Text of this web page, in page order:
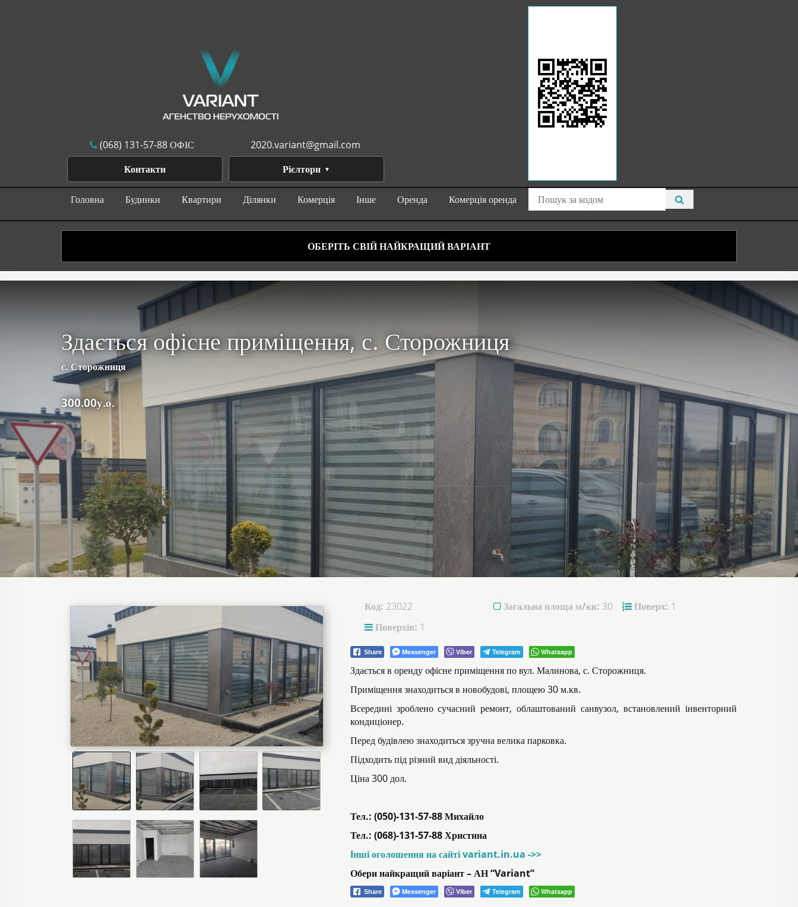
(068) 131-57-88 ОФІС
2020.variant@gmail.com
Контакти
Рієлтори
Головна Будинки Квартири Ділянки Комерція Інше Оренда Комерція оренда
ОБЕРІТЬ СВІЙ НАЙКРАЩИЙ ВАРІАНТ
Здається офісне приміщення, с. Сторожниця
с. Сторожниця
300.00у.о.
Код: 23022 Загальна площа м/кв: 30 Поверх: 1
Поверхів: 1
Share Messenger Viber Telegram Whatsapp
Здається в оренду офісне приміщення по вул. Малинова, с. Сторожниця.
Приміщення знаходиться в новобудові, площею 30 м.кв.
Всередині зроблено сучасний ремонт, облаштований санвузол, встановлений інвенторний
кондиціонер.
Перед будівлею знаходиться зручна велика парковка.
Підходить під різний вид діяльності.
Ціна 300 дол.
Тел.: (050)-131-57-88 Михайло
Тел.: (068)-131-57-88 Христина
Iнші оголошення на сайті variant.in.ua ->>
Обери найкращий варіант – АН “Variant”
Share Messenger Viber Telegram Whatsapp